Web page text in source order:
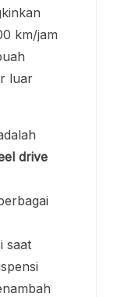
km/jam
luar
drive
saat